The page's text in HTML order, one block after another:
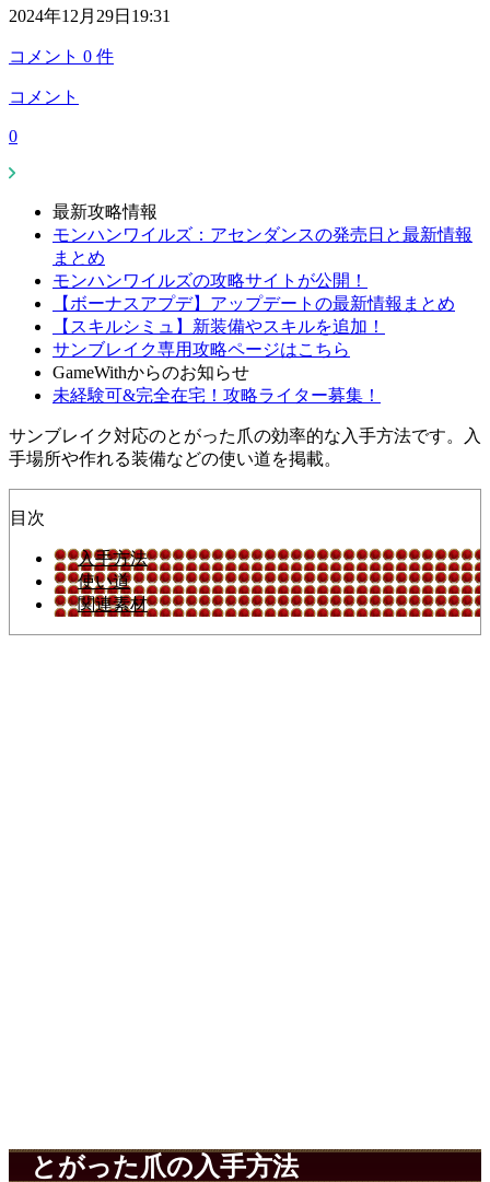
2024年12月29日19:31
コメント 0 件
コメント
0
最新攻略情報
モンハンワイルズ：アセンダンスの発売日と最新情報
まとめ
モンハンワイルズの攻略サイトが公開！
【ボーナスアプデ】アップデートの最新情報まとめ
【スキルシミュ】新装備やスキルを追加！
サンブレイク専用攻略ページはこちら
GameWithからのお知らせ
未経験可&完全在宅！攻略ライター募集！
サンブレイク対応のとがった爪の効率的な入手方法です。入
手場所や作れる装備などの使い道を掲載。
目次
入手方法
使い道
関連素材
とがった爪の入手方法